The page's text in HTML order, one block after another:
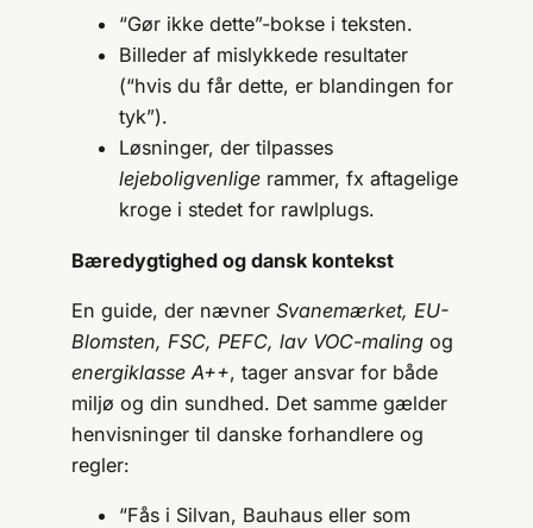
“Gør ikke dette”-bokse i teksten.
Billeder af mislykkede resultater
(“hvis du får dette, er blandingen for
tyk”).
Løsninger, der tilpasses
lejeboligvenlige rammer, fx aftagelige
kroge i stedet for rawlplugs.
Bæredygtighed og dansk kontekst
En guide, der nævner Svanemærket, EU-
Blomsten, FSC, PEFC, lav VOC-maling og
energiklasse A++, tager ansvar for både
miljø og din sundhed. Det samme gælder
henvisninger til danske forhandlere og
regler:
“Fås i Silvan, Bauhaus eller som